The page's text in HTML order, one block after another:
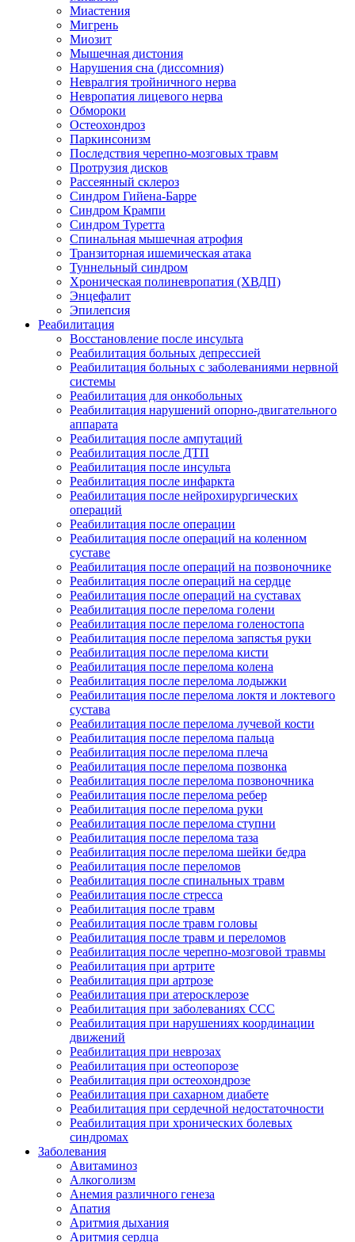
Миастения
Мигрень
Миозит
Мышечная дистония
Нарушения сна (диссомния)
Невралгия тройничного нерва
Невропатия лицевого нерва
Обмороки
Остеохондроз
Паркинсонизм
Последствия черепно-мозговых травм
Протрузия дисков
Рассеянный склероз
Синдром Гийена-Барре
Синдром Крампи
Синдром Туретта
Спинальная мышечная атрофия
Транзиторная ишемическая атака
Туннельный синдром
Хроническая полиневропатия (ХВДП)
Энцефалит
Эпилепсия
Реабилитация
Восстановление после инсульта
Реабилитация больных депрессией
Реабилитация больных с заболеваниями нервной
системы
Реабилитация для онкобольных
Реабилитация нарушений опорно-двигательного
аппарата
Реабилитация после ампутаций
Реабилитация после ДТП
Реабилитация после инсульта
Реабилитация после инфаркта
Реабилитация после нейрохирургических
операций
Реабилитация после операции
Реабилитация после операций на коленном
суставе
Реабилитация после операций на позвоночнике
Реабилитация после операций на сердце
Реабилитация после операций на суставах
Реабилитация после перелома голени
Реабилитация после перелома голеностопа
Реабилитация после перелома запястья руки
Реабилитация после перелома кисти
Реабилитация после перелома колена
Реабилитация после перелома лодыжки
Реабилитация после перелома локтя и локтевого
сустава
Реабилитация после перелома лучевой кости
Реабилитация после перелома пальца
Реабилитация после перелома плеча
Реабилитация после перелома позвонка
Реабилитация после перелома позвоночника
Реабилитация после перелома ребер
Реабилитация после перелома руки
Реабилитация после перелома ступни
Реабилитация после перелома таза
Реабилитация после перелома шейки бедра
Реабилитация после переломов
Реабилитация после спинальных травм
Реабилитация после стресса
Реабилитация после травм
Реабилитация после травм головы
Реабилитация после травм и переломов
Реабилитация после черепно-мозговой травмы
Реабилитация при артрите
Реабилитация при артрозе
Реабилитация при атеросклерозе
Реабилитация при заболеваниях ССС
Реабилитация при нарушениях координации
движений
Реабилитация при неврозах
Реабилитация при остеопорозе
Реабилитация при остеохондрозе
Реабилитация при сахарном диабете
Реабилитация при сердечной недостаточности
Реабилитация при хронических болевых
синдромах
Заболевания
Авитаминоз
Алкоголизм
Анемия различного генеза
Апатия
Аритмия дыхания
Аритмия сердца